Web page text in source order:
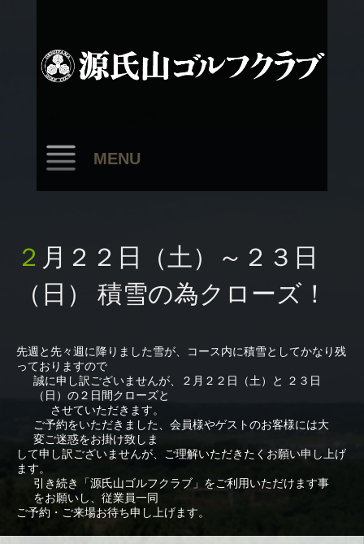
MENU
２月２２日（土）～２３日
（日） 積雪の為クローズ！
先週と先々週に降りました雪が、コース内に積雪としてかなり残
っておりますので
誠に申し訳ございませんが、２月２２日（土）と ２３日
（日）の２日間クローズと
させていただきます。
ご予約をいただきました、会員様やゲストのお客様には大
変ご迷惑をお掛け致しま
して申し訳ございませんが、ご理解いただきたくお願い申し上げ
ます。
引き続き「源氏山ゴルフクラブ」をご利用いただけます事
をお願いし、従業員一同
ご予約・ご来場お待ち申し上げます。